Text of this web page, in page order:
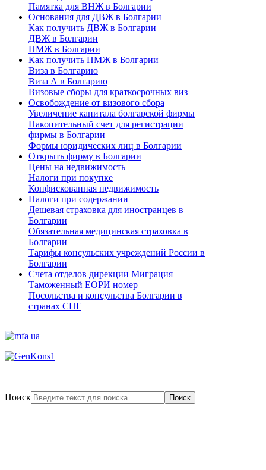
Памятка для ВНЖ в Болгарии
Основания для ДВЖ в Болгарии
Как получить ДВЖ в Болгарии
ДВЖ в Болгарии
ПМЖ в Болгарии
Как получить ПМЖ в Болгарии
Виза в Болгарию
Виза А в Болгарию
Визовые сборы для краткосрочных виз
Освобождение от визового сбора
Увеличение капитала болгарской фирмы
Накопительный счет для регистрации
фирмы в Болгарии
Формы юридических лиц в Болгарии
Открыть фирму в Болгарии
Цены на недвижимость
Налоги при покупке
Конфискованная недвижимость
Налоги при содержании
Дешевая страховка для иностранцев в
Болгарии
Обязательная медицинская страховка в
Болгарии
Тарифы консульских учреждений России в
Болгарии
Счета отделов дирекции Миграция
Таможенный ЕОРИ номер
Посольства и консульства Болгарии в
странах СНГ
Поиск Поиск